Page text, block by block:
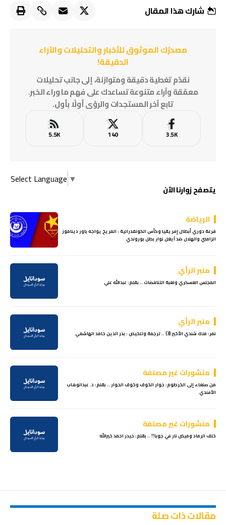
شارك هذا المقال
مصدرُك الموثوق للأخبار والتحليلات والآراء
الدقيقة!
نقدّم تغطية دقيقة ومتوازنة، إلى جانب تحليلات
معمّقة وآراء متنوعة تساعدك على فهم ما وراء الخبر.
تابع آخر المستجدات والرؤى أولًا بأول.
3.5K
140
5.5K
Select Language ▼
يتصفح زوارنا الآن
الرياضة
قرعة دوري أبطال إفريقيا وكأس الكونفدرالية : المريخ يواجه باور ديناموز
الزامبي والهلال ضد آيغل نوار بطل بوروندي
منبر الرأي
المجلس العسكري ولعبة التناقضات .. بقلم: عبدالله علي
منبر الرأي
نمر: ملك شندي الأخير (3) .. ترجمة وتلخيص : بدر الدين حامد الهاشمي
منشورات غير مصنفة
من صنعاء إلى الخرطوم: حوار الخوف وخوف الحوار .. بقلم: د. عبدالوهاب
الأفندي
منشورات غير مصنفة
خلف الرماد وميض نار في جوبا!! .. بقلم: حيدر احمد خيرالله
مقالات ذات صلة